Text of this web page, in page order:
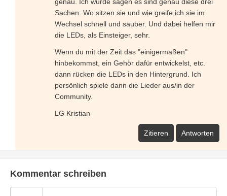
genau. Ich würde sagen es sind genau diese drei
Sachen: Wo sitzen sie und wie greife ich sie im
Wechsel schnell und sauber. Und dabei helfen mir
die LEDs, als Einsteiger, sehr.
Wenn du mit der Zeit das "einigermaßen"
hinbekommst, ein Gehör dafür entwickelst, etc.
dann rücken die LEDs in den Hintergrund. Ich
persönlich spiele dann die Lieder aus/in der
Community.
LG Kristian
Zitieren Antworten
Kommentar schreiben